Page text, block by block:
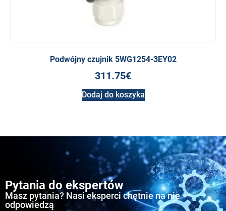
Podwójny czujnik 5WG1254-3EY02
311.75€
Dodaj do koszyka
Pytania do ekspertów
Masz pytania? Nasi eksperci chętnie na nie
odpowiedzą